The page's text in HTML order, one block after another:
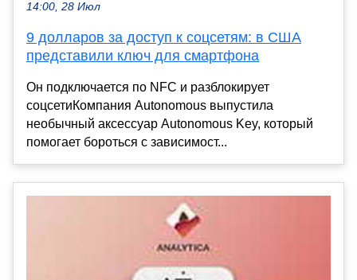
14:00, 28 Июл
9 долларов за доступ к соцсетям: в США
представили ключ для смартфона
Он подключается по NFC и разблокирует
соцсетиКомпания Autonomous выпустила
необычный аксессуар Autonomous Key, который
помогает бороться с зависимост...